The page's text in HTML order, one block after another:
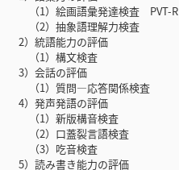
（1）絵画語彙発達検査 PVT-R
（2）抽象語理解力検査
2）統語能力の評価
（1）構文検査
3）会話の評価
（1）質問―応答関係検査
4）発声発語の評価
（1）新版構音検査
（2）口蓋裂言語検査
（3）吃音検査
5）読み書き能力の評価